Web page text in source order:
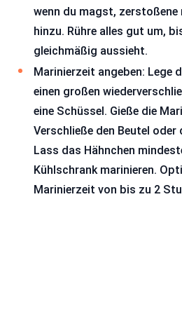
wenn du magst,
hinzu. Rühre alles gut um,
gleichmäßig aussieht.
Marinierzeit angeben: Lege
einen großen
eine Schüssel. Gieße die
Verschließe den Beutel oder
Lass das Hähnchen
Kühlschrank marinieren.
Marinierzeit von bis zu 2